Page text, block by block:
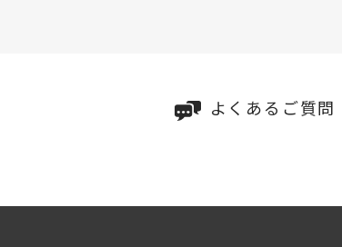
よくあるご質問